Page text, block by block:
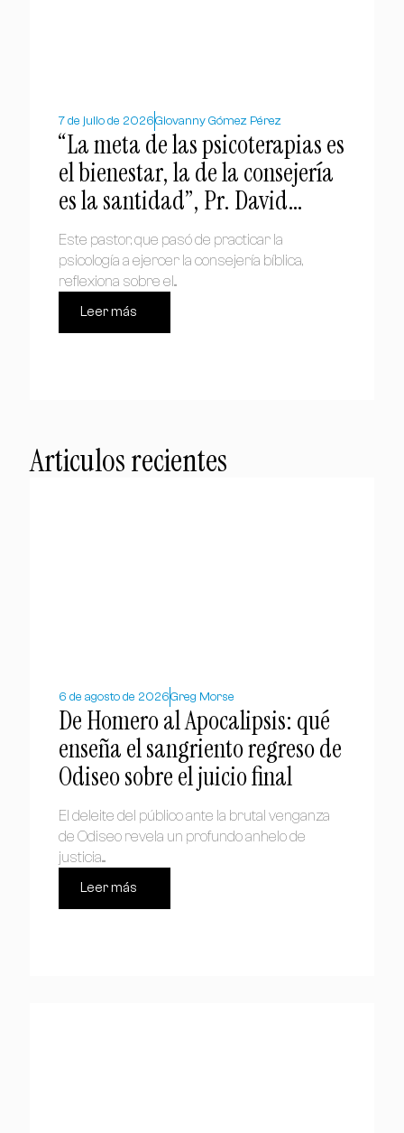
7 de julio de 2026Giovanny Gómez Pérez
“La meta de las psicoterapias es
el bienestar, la de la consejería
es la santidad”, Pr. David
Barceló
Este pastor, que pasó de practicar la
psicología a ejercer la consejería bíblica,
reflexiona sobre el...
Leer más
Articulos recientes
6 de agosto de 2026Greg Morse
De Homero al Apocalipsis: qué
enseña el sangriento regreso de
Odiseo sobre el juicio final
El deleite del público ante la brutal venganza
de Odiseo revela un profundo anhelo de
justicia....
Leer más